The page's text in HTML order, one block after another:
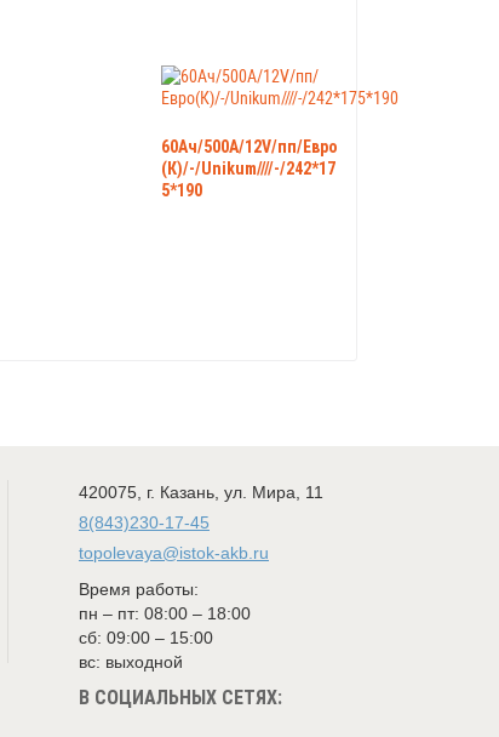
60Ач/500А/12V/пп/Евро
(К)/-/Unikum////-/242*17
5*190
420075 г. Казань ул. Мира, 11
8(843)230-17-45
topolevaya@istok-akb.ru
Время работы:
пн – пт: 08:00 – 18:00
сб: 09:00 – 15:00
вс: выходной
В СОЦИАЛЬНЫХ СЕТЯХ: